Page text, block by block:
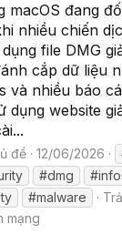
macOS đang
nhiều chiến
file DMG
cắp dữ liệu
và nhiều báo
dụng website
đề 12/06/2026
#dmg
#malware
mạng